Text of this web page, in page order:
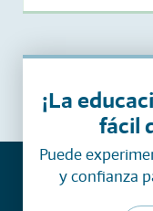
¡La
fácil
Puede
y confianza